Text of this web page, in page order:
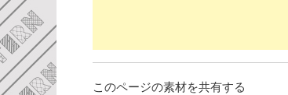
このページの素材を共有する